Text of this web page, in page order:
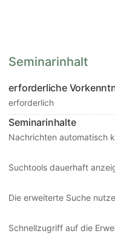
Seminarinhalt
erforderliche
erforderlich
Seminarinhalte
Nachrichten automatisch
Suchtools dauerhaft
Die erweiterte Suche
Schnellzugriff auf die